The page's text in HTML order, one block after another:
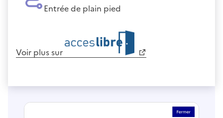
Entrée de plain pied
Voir plus sur